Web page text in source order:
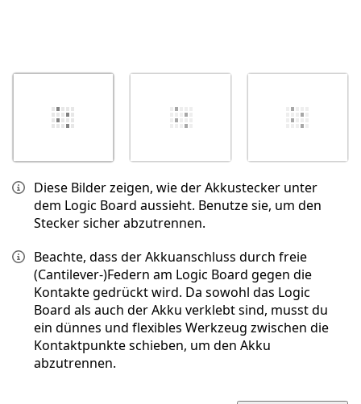
Diese Bilder zeigen, wie der Akkustecker unter
dem Logic Board aussieht. Benutze sie, um den
Stecker sicher abzutrennen.
Beachte, dass der Akkuanschluss durch freie
(Cantilever-)Federn am Logic Board gegen die
Kontakte gedrückt wird. Da sowohl das Logic
Board als auch der Akku verklebt sind, musst du
ein dünnes und flexibles Werkzeug zwischen die
Kontaktpunkte schieben, um den Akku
abzutrennen.